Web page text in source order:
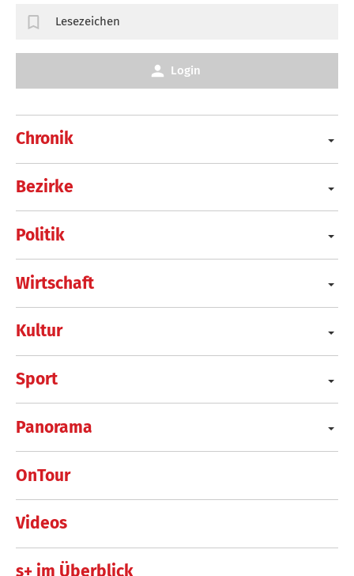
Chronik
Bezirke
Politik
Wirtschaft
Kultur
Sport
Panorama
OnTour
Videos
s+ im Überblick
Lesezeichen
Login